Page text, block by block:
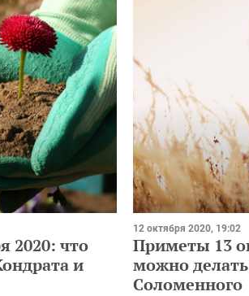
2020: что
и
12 октября 2020, 19:02
Приметы 13
можно
Соломенного